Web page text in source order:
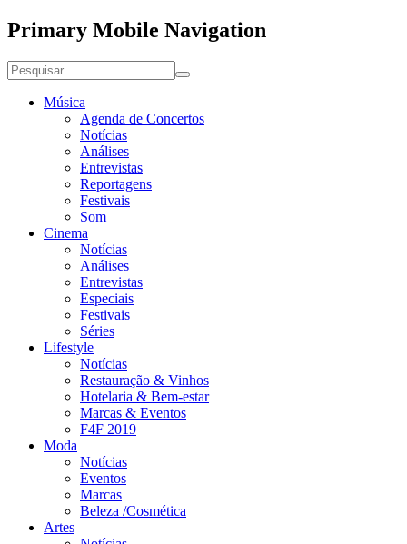
Primary Mobile Navigation
Música
Agenda de Concertos
Notícias
Análises
Entrevistas
Reportagens
Festivais
Som
Cinema
Notícias
Análises
Entrevistas
Especiais
Festivais
Séries
Lifestyle
Notícias
Restauração & Vinhos
Hotelaria & Bem-estar
Marcas & Eventos
F4F 2019
Moda
Notícias
Eventos
Marcas
Beleza /Cosmética
Artes